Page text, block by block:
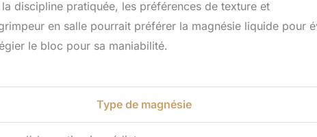
discipline pratiquée, les préférences de texture et
en salle pourrait préférer la magnésie liquide pour
le bloc pour sa maniabilité.
Type de magnésie